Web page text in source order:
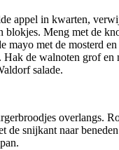
appel in kwarten,
blokjes. Meng met de
mayo met de mosterd en
Hak de walnoten grof en
salade.
overlangs.
de snijkant naar